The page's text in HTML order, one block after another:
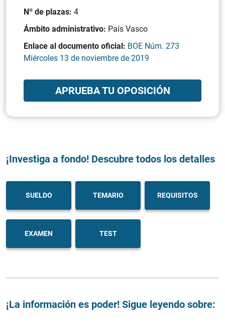
Nº de plazas: 4
Ámbito administrativo: País Vasco
Enlace al documento oficial: BOE Núm. 273
Miércoles 13 de noviembre de 2019
APRUEBA TU OPOSICIÓN
¡Investiga a fondo! Descubre todos los detalles
SUELDO TEMARIO REQUISITOS
EXAMEN TEST
¡La información es poder! Sigue leyendo sobre: